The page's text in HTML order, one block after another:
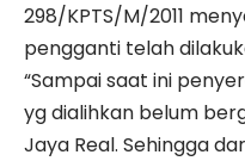
298/KPTS/M/2011
pengganti telah
“Sampai saat ini
yg dialihkan belum
Jaya Real. Sehingga